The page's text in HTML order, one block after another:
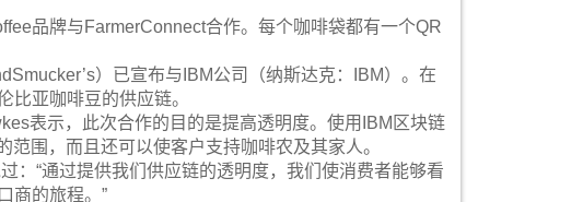
品牌与FarmerConnect合作。每个咖啡袋都有一个QR
）已宣布与IBM公司（纳斯达克：IBM）。在
比亚咖啡豆的供应链。
表示，此次合作的目的是提高透明度。使用IBM区块链
围，而且还可以使客户支持咖啡农及其家人。
：“通过提供我们供应链的透明度，我们使消费者能够看
商的旅程。”